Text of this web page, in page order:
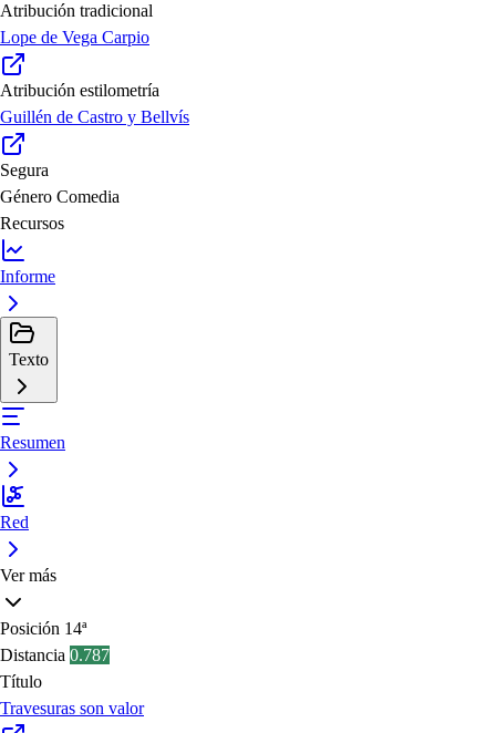
Atribución tradicional
Lope de Vega Carpio
Atribución estilometría
Guillén de Castro y Bellvís
Segura
Género Comedia
Recursos
Informe
Texto
Resumen
Red
Ver más
Posición 14ª
Distancia 0.787
Título
Travesuras son valor